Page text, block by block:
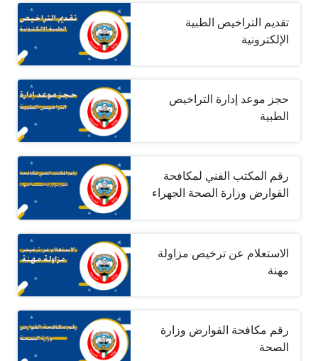
تقديم التراخيص الطبية
الإلكترونية
حجز موعد إدارة التراخيص
الطبية
رقم المكتب الفني لمكافحة
القوارض وزارة الصحة الجهراء
الاستعلام عن ترخيص مزاولة
مهنة
رقم مكافحة القوارض وزارة
الصحة